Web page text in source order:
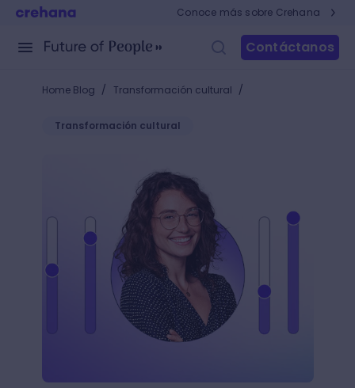
Conoce más sobre Crehana
Contáctanos
Home Blog / Transformación cultural /
Transformación cultural